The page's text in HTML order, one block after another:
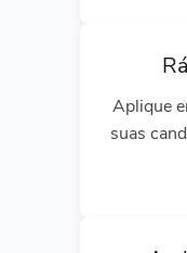
Aplique
suas